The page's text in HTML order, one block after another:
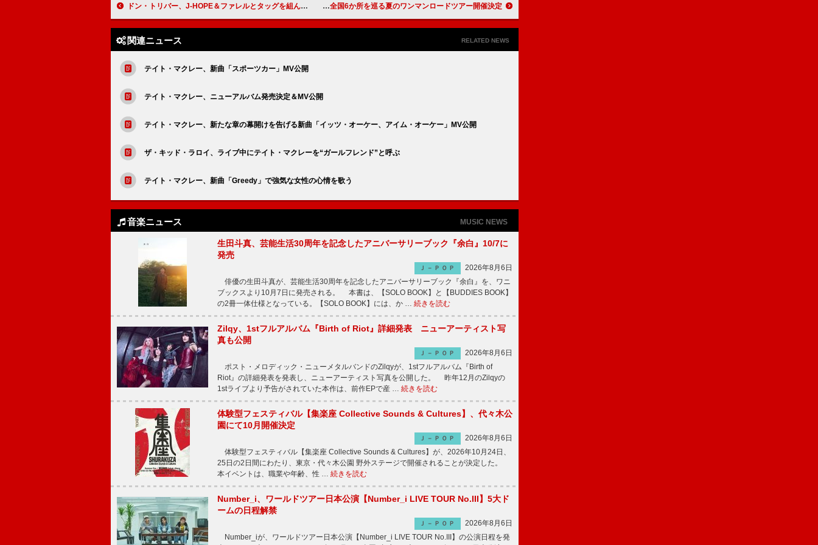
ドン・トリバー、J-HOPE＆ファレルとタッグを組んだ「LV Bag」公開 レトロリロン、全国6か所を巡る夏のワンマンロードツアー開催決定
関連ニュース RELATED NEWS
テイト・マクレー、新曲「スポーツカー」MV公開
テイト・マクレー、ニューアルバム発売決定＆MV公開
テイト・マクレー、新たな章の幕開けを告げる新曲「イッツ・オーケー、アイム・オーケー」MV公開
ザ・キッド・ラロイ、ライブ中にテイト・マクレーを“ガールフレンド”と呼ぶ
テイト・マクレー、新曲「Greedy」で強気な女性の心情を歌う
音楽ニュース MUSIC NEWS
生田斗真、芸能生活30周年を記念したアニバーサリーブック『余白』10/7に
発売
Ｊ－ＰＯＰ
2026年8月6日
俳優の生田斗真が、芸能生活30周年を記念したアニバーサリーブック『余白』を、ワニ
ブックスより10月7日に発売される。 本書は、【SOLO BOOK】と【BUDDIES BOOK】
の2冊一体仕様となっている。【SOLO BOOK】には、か … 続きを読む
Zilqy、1stフルアルバム『Birth of Riot』詳細発表 ニューアーティスト写
真も公開
Ｊ－ＰＯＰ
2026年8月6日
ポスト・メロディック・ニューメタルバンドのZilqyが、1stフルアルバム『Birth of
Riot』の詳細発表を発表し、ニューアーティスト写真を公開した。 昨年12月のZilqyの
1stライブより予告がされていた本作は、前作EPで産 … 続きを読む
体験型フェスティバル【集楽座 Collective Sounds & Cultures】、代々木公
園にて10月開催決定
Ｊ－ＰＯＰ
2026年8月6日
体験型フェスティバル【集楽座 Collective Sounds & Cultures】が、2026年10月24日、
25日の2日間にわたり、東京・代々木公園 野外ステージで開催されることが決定した。
本イベントは、職業や年齢、性 … 続きを読む
Number_i、ワールドツアー日本公演【Number_i LIVE TOUR No.III】5大ド
ームの日程解禁
Ｊ－ＰＯＰ
2026年8月6日
Number_iが、ワールドツアー日本公演【Number_i LIVE TOUR No.III】の公演日程を発